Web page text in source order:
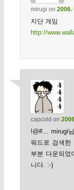
mirugi on 2006.
지단 게임
http://
capcold on
!@#… mirugi
워드로 검색한
부분 다운되었
니다. :-)